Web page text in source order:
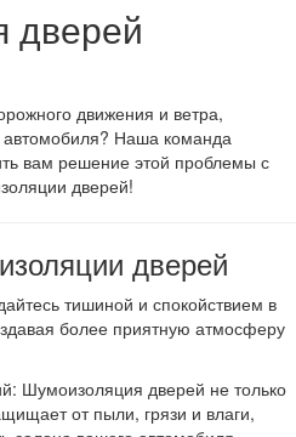
дверей
движения и ветра,
Наша команда
вам решение этой проблемы с
дверей!
дверей
тишиной и спокойствием в
более приятную атмосферу
Шумоизоляция дверей не только
от пыли, грязи и влаги,